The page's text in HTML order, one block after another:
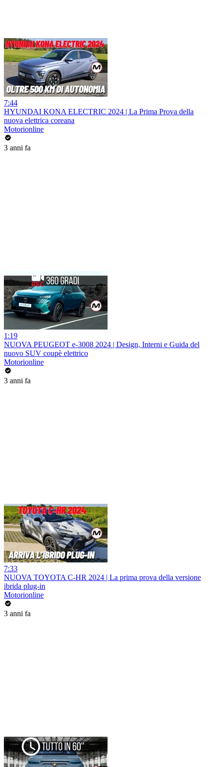
7:44
HYUNDAI KONA ELECTRIC 2024 | La Prima Prova della
nuova elettrica coreana
Motorionline
3 anni fa
1:19
NUOVA PEUGEOT e-3008 2024 | Design, Interni e Guida del
nuovo SUV coupè elettrico
Motorionline
3 anni fa
7:33
NUOVA TOYOTA C-HR 2024 | La prima prova della versione
ibrida plug-in
Motorionline
3 anni fa